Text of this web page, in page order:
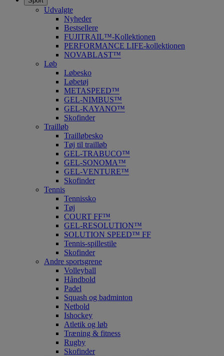
Udvalgte
Nyheder
Bestsellere
FUJITRAIL™-Kollektionen
PERFORMANCE LIFE-kollektionen
NOVABLAST™
Løb
Løbesko
Løbetøj
METASPEED™
GEL-NIMBUS™
GEL-KAYANO™
Skofinder
Trailløb
Trailløbesko
Tøj til trailløb
GEL-TRABUCO™
GEL-SONOMA™
GEL-VENTURE™
Skofinder
Tennis
Tennissko
Tøj
COURT FF™
GEL-RESOLUTION™
SOLUTION SPEED™ FF
Tennis-spillestile
Skofinder
Andre sportsgrene
Volleyball
Håndbold
Padel
Squash og badminton
Netbold
Ishockey
Atletik og løb
Træning & fitness
Rugby
Skofinder